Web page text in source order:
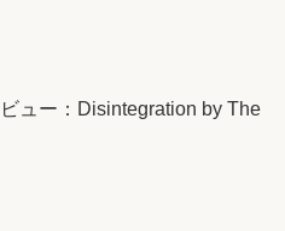
ュー：Disintegration by The